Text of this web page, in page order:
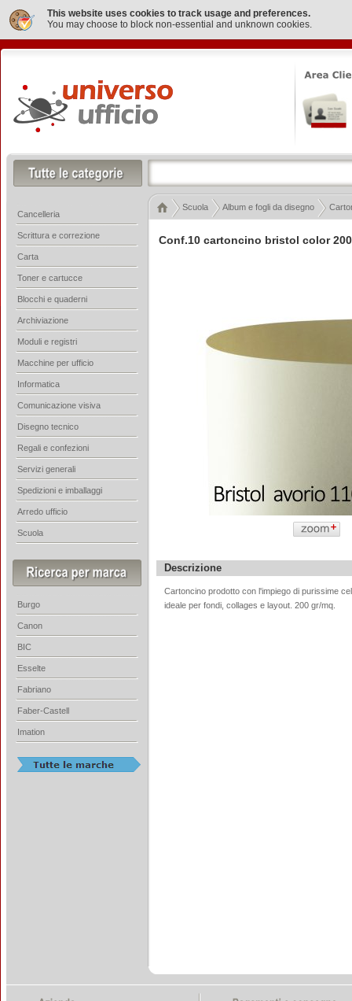
This website uses cookies to track usage and preferences.
You may choose to block non-essential and unknown cookies.
Conf.10 cartoncino bristol color
Descrizione
Cartoncino prodotto con l'impiego di purissime
ideale per fondi, collages e layout. 200 gr/mq.
Scuola Album e fogli da disegno
Cancelleria
Scrittura e correzione
Carta
Toner e cartucce
Blocchi e quaderni
Archiviazione
Moduli e registri
Macchine per ufficio
Informatica
Comunicazione visiva
Disegno tecnico
Regali e confezioni
Servizi generali
Spedizioni e imballaggi
Arredo ufficio
Scuola
Burgo
Canon
BIC
Esselte
Fabriano
Faber-Castell
Imation